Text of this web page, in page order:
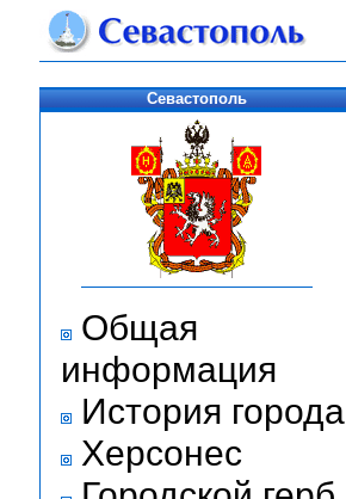
Севастополь
Общая
информация
История города
Херсонес